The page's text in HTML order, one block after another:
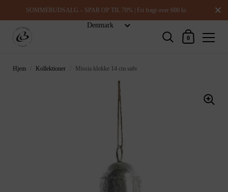
SOMMERUDSALG – SPAR OP TIL 70% | Fri fragt over 600 kr.
Indkøbskurv
0
Hjem Kollektioner Missia klokke 14 cm sølv